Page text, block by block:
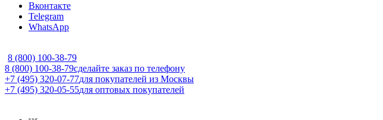
Вконтакте
Telegram
WhatsApp
8 (800) 100-38-79
8 (800) 100-38-79сделайте заказ по телефону
+7 (495) 320-07-77для покупателей из Москвы
+7 (495) 320-05-55для оптовых покупателей